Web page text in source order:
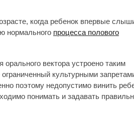
когда ребенок впервые
нормального процесса полового
вектора устроено таким
культурными
поэтому недопустимо винить
понимать и задавать